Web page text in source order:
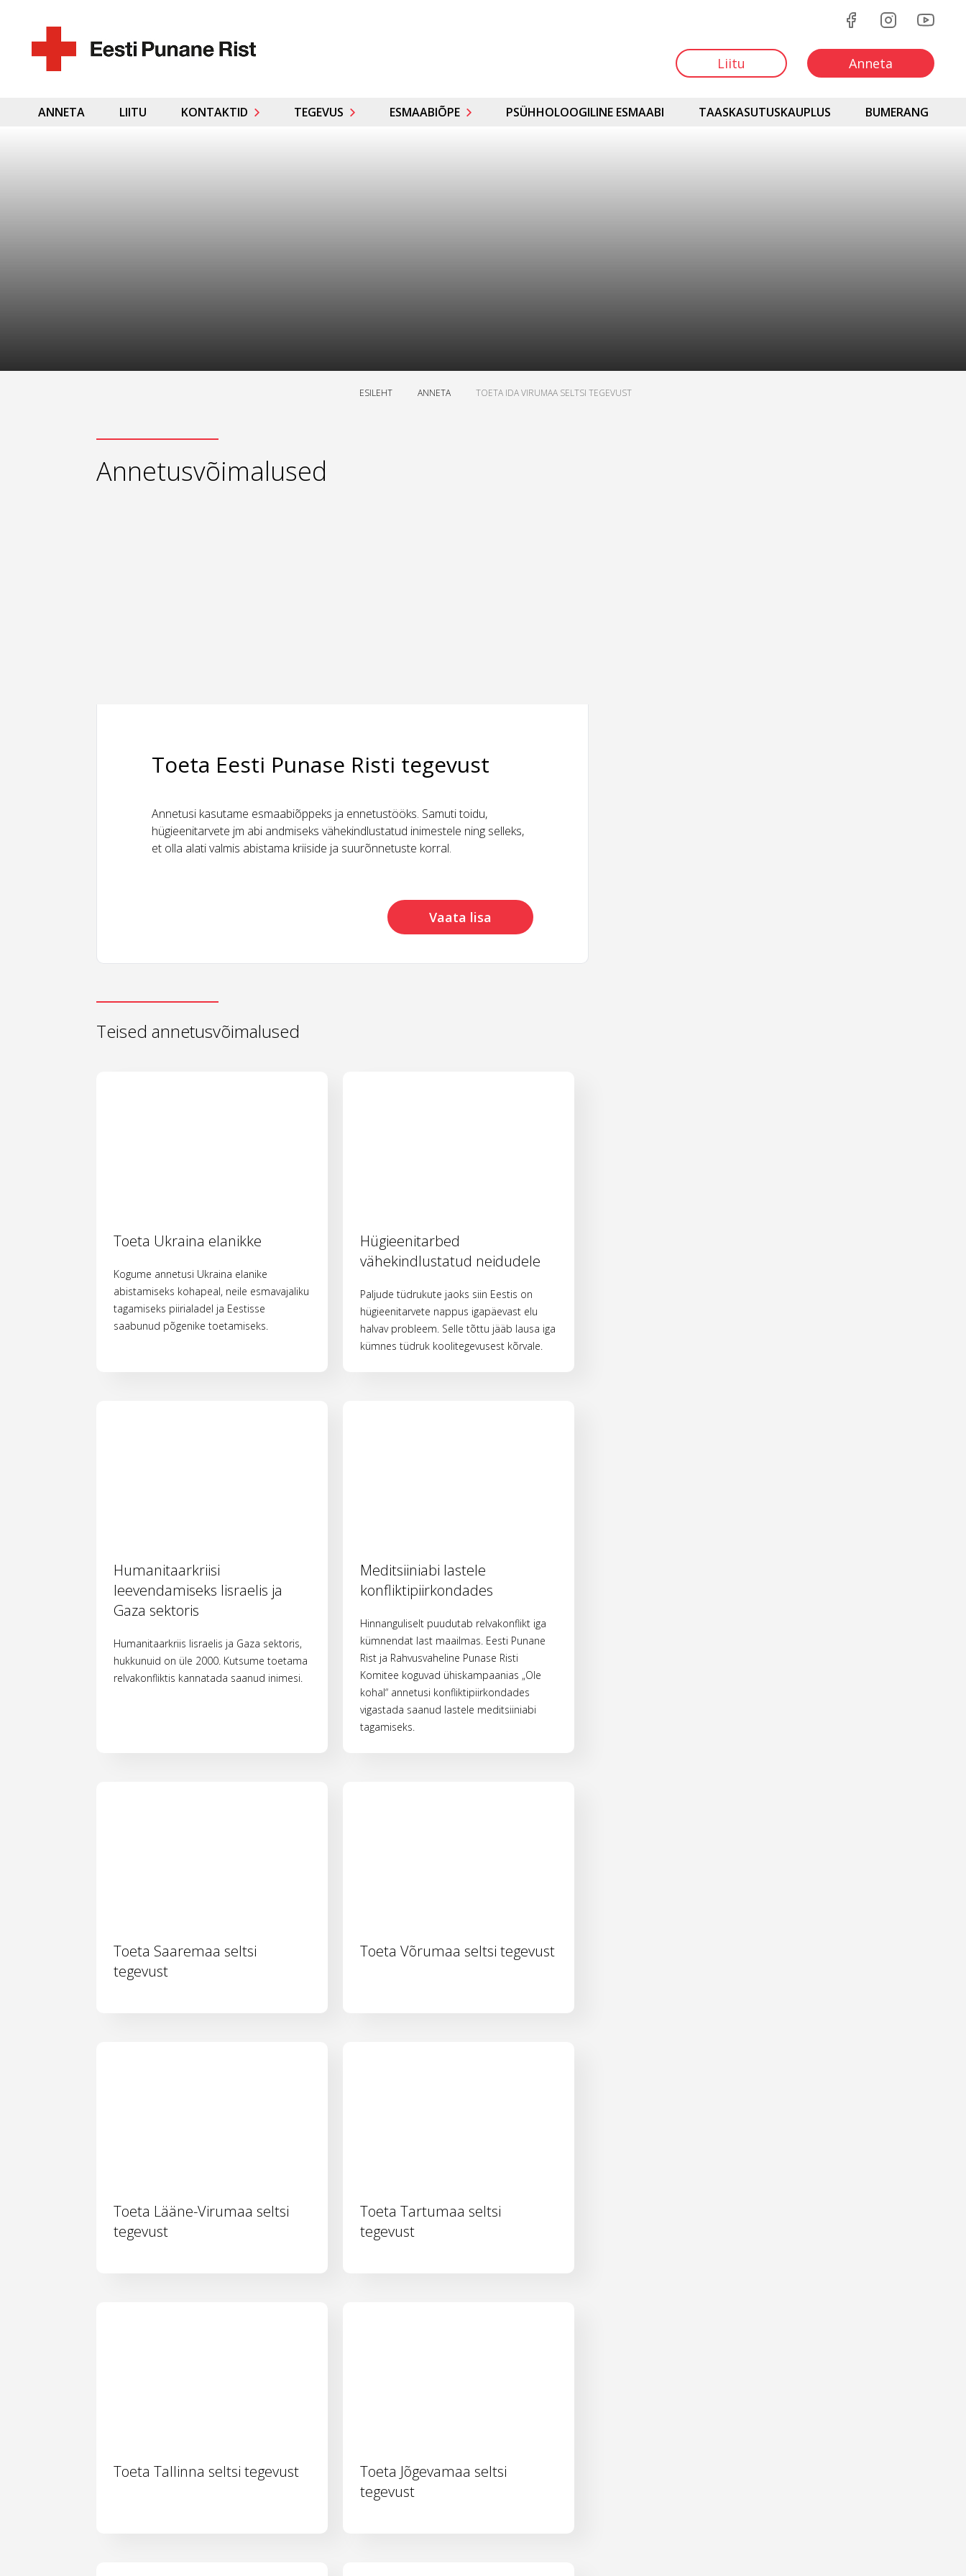
Liitu Anneta
ANNETA LIITU KONTAKTID TEGEVUS ESMAABIÕPE PSÜHHOLOOGILINE ESMAABI TAASKASUTUSKAUPLUS BUMERANG
ESILEHT ANNETA TOETA IDA VIRUMAA SELTSI TEGEVUST
Annetusvõimalused
Toeta Eesti Punase Risti tegevust
Annetusi kasutame esmaabiõppeks ja ennetustööks. Samuti toidu,
hügieenitarvete jm abi andmiseks vähekindlustatud inimestele ning selleks,
et olla alati valmis abistama kriiside ja suurõnnetuste korral.
Vaata lisa
Teised annetusvõimalused
Toeta Ukraina elanikke
Kogume annetusi Ukraina elanike
abistamiseks kohapeal, neile esmavajaliku
tagamiseks piirialadel ja Eestisse
saabunud põgenike toetamiseks.
Hügieenitarbed
vähekindlustatud neidudele
Paljude tüdrukute jaoks siin Eestis on
hügieenitarvete nappus igapäevast elu
halvav probleem. Selle tõttu jääb lausa iga
kümnes tüdruk koolitegevusest kõrvale.
Humanitaarkriisi
leevendamiseks Iisraelis ja
Gaza sektoris
Humanitaarkriis Iisraelis ja Gaza sektoris,
hukkunuid on üle 2000. Kutsume toetama
relvakonfliktis kannatada saanud inimesi.
Meditsiiniabi lastele
konfliktipiirkondades
Hinnanguliselt puudutab relvakonflikt iga
kümnendat last maailmas. Eesti Punane
Rist ja Rahvusvaheline Punase Risti
Komitee koguvad ühiskampaanias „Ole
kohal“ annetusi konfliktipiirkondades
vigastada saanud lastele meditsiiniabi
tagamiseks.
Toeta Saaremaa seltsi
tegevust
Toeta Võrumaa seltsi tegevust
Toeta Lääne-Virumaa seltsi
tegevust
Toeta Tartumaa seltsi
tegevust
Toeta Tallinna seltsi tegevust
Toeta Jõgevamaa seltsi
tegevust